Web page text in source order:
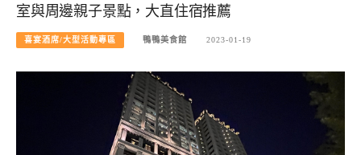
室與周邊親子景點，大直住宿推薦
喜宴酒席/大型活動專區 鴨鴨美食館 2023-01-19